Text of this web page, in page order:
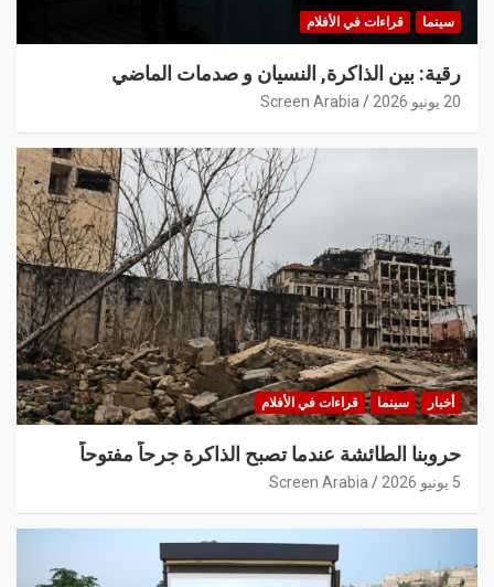
سينما قراءات في الأفلام
رقية: بين الذاكرة, النسيان و صدمات الماضي
20 يونيو 2026 Screen Arabia
أخبار سينما قراءات في الأفلام
حروبنا الطائشة عندما تصبح الذاكرة جرحاً مفتوحاً
5 يونيو 2026 Screen Arabia